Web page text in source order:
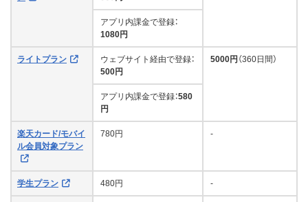
アプリ内課金で登録：
1080円
ライトプラン
ウェブサイト経由で登録：
500円
5000円 （360日間）
アプリ内課金で登録：580
円
楽天カード/モバイ
ル会員対象プラン
780円 -
学生プラン 480円 -